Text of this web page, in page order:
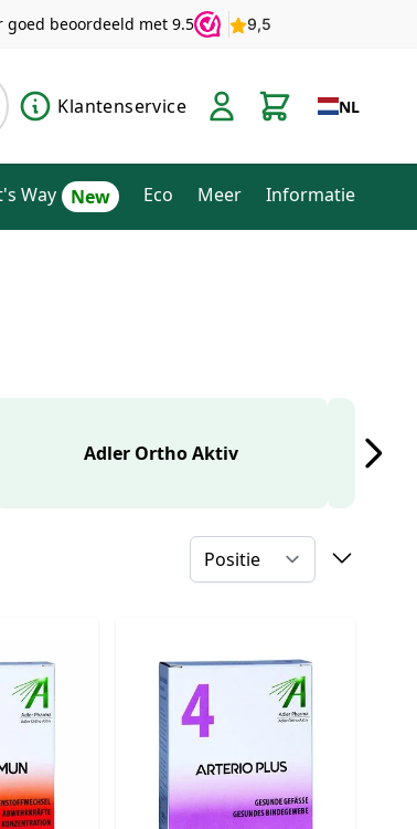
goed beoordeeld met 9.5
Klantenservice
NL
Way Eco Meer Informatie
Adler Ortho Aktiv